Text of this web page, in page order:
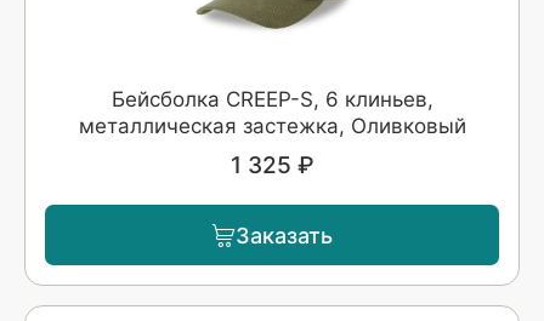
Бейсболка CREEP-S, 6 клиньев,
металлическая застежка, Оливковый
1 325 ₽
Заказать